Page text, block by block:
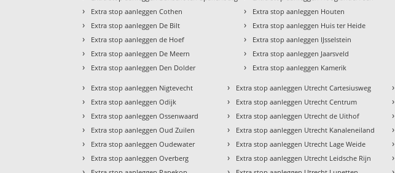
› Extra stop aanleggen Cothen
› Extra stop aanleggen De Bilt
› Extra stop aanleggen de Hoef
› Extra stop aanleggen De Meern
› Extra stop aanleggen Den Dolder
› Extra stop aanleggen Houten
› Extra stop aanleggen Huis ter Heide
› Extra stop aanleggen IJsselstein
› Extra stop aanleggen Jaarsveld
› Extra stop aanleggen Kamerik
› Extra stop aanleggen Nigtevecht
› Extra stop aanleggen Odijk
› Extra stop aanleggen Ossenwaard
› Extra stop aanleggen Oud Zuilen
› Extra stop aanleggen Oudewater
› Extra stop aanleggen Overberg
› Extra stop aanleggen Utrecht Cartesiusweg
› Extra stop aanleggen Utrecht Centrum
› Extra stop aanleggen Utrecht de Uithof
› Extra stop aanleggen Utrecht Kanaleneiland
› Extra stop aanleggen Utrecht Lage Weide
› Extra stop aanleggen Utrecht Leidsche Rijn
›
›
›
›
›
›